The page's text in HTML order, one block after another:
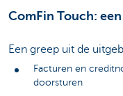
ComFin Touch:
Een greep uit de
Facturen en
doorsturen